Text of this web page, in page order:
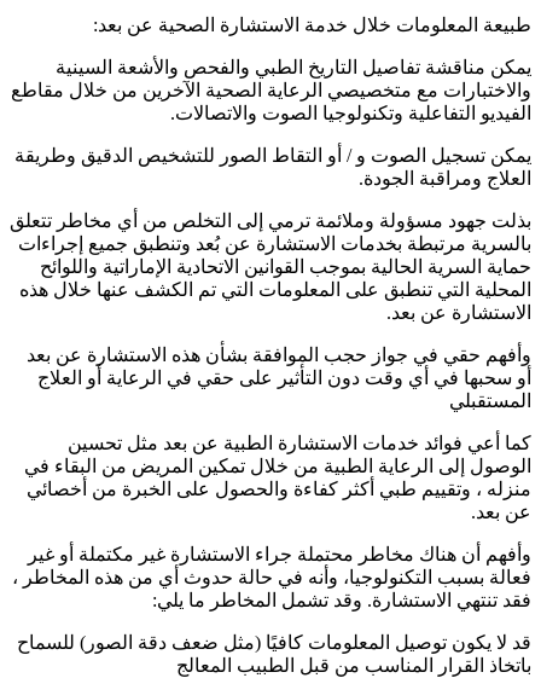
طبيعة المعلومات خلال خدمة الاستشارة الصحية عن بعد:
يمكن مناقشة تفاصيل التاريخ الطبي والفحص والأشعة السينية
والاختبارات مع متخصيصي الرعاية الصحية الآخرين من خلال مقاطع
الفيديو التفاعلية وتكنولوجيا الصوت والاتصالات.
يمكن تسجيل الصوت و / أو التقاط الصور للتشخيص الدقيق وطريقة
العلاج ومراقبة الجودة.
بذلت جهود مسؤولة وملائمة ترمي إلى التخلص من أي مخاطر تتعلق
بالسرية مرتبطة بخدمات الاستشارة عن بُعد وتنطبق جميع إجراءات
حماية السرية الحالية بموجب القوانين الاتحادية الإماراتية واللوائح
المحلية التي تنطبق على المعلومات التي تم الكشف عنها خلال هذه
الاستشارة عن بعد.
وأفهم حقي في جواز حجب الموافقة بشأن هذه الاستشارة عن بعد
أو سحبها في أي وقت دون التأثير على حقي في الرعاية أو العلاج
المستقبلي
كما أعي فوائد خدمات الاستشارة الطبية عن بعد مثل تحسين
الوصول إلى الرعاية الطبية من خلال تمكين المريض من البقاء في
منزله ، وتقييم طبي أكثر كفاءة والحصول على الخبرة من أخصائي
عن بعد.
وأفهم أن هناك مخاطر محتملة جراء الاستشارة غير مكتملة أو غير
فعالة بسبب التكنولوجيا، وأنه في حالة حدوث أي من هذه المخاطر ،
فقد تنتهي الاستشارة. وقد تشمل المخاطر ما يلي:
قد لا يكون توصيل المعلومات كافيًا (مثل ضعف دقة الصور) للسماح
باتخاذ القرار المناسب من قبل الطبيب المعالج